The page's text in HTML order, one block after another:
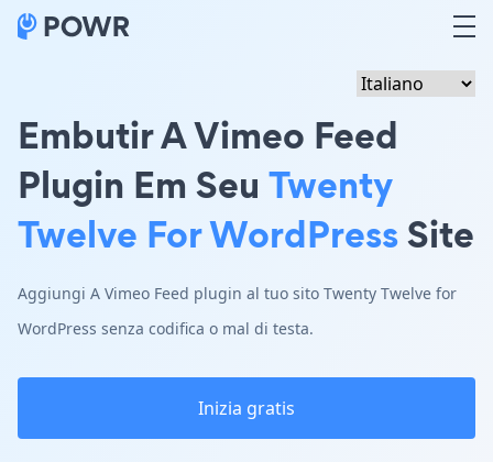
Embutir A Vimeo Feed
Plugin Em Seu Twenty
Twelve For WordPressSite
Aggiungi A Vimeo Feed plugin al tuo sito Twenty Twelve for
WordPress senza codifica o mal di testa.
Inizia gratis